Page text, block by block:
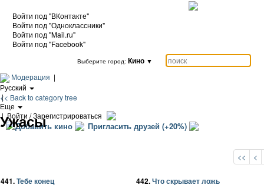
Войти под "ВКонтакте"
Войти под "Одноклассники"
Войти под "Mail.ru"
Войти под "Facebook"
Выберите город: Кино ▼
Модерация |
Русский
|
Еще
|Войти / Зарегистрироваться
Добавить кино Пригласить друзей (+20%)
<< Back to category tree
Ужасы
<< <
441.Тебе конец 442.Что скрывает ложь